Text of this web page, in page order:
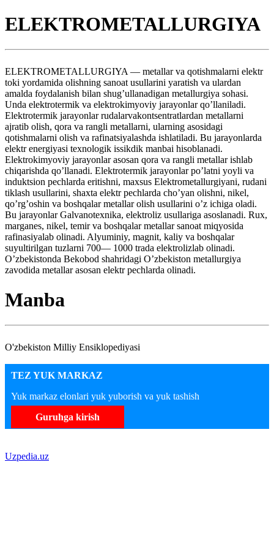
ELEKTROMETALLURGIYA
ELEKTROMETALLURGIYA — metallar va qotishmalarni elektr
toki yordamida olishning sanoat usullarini yaratish va ulardan
amalda foydalanish bilan shug’ullanadigan metallurgiya sohasi.
Unda elektrotermik va elektrokimyoviy jarayonlar qo’llaniladi.
Elektrotermik jarayonlar rudalarvakontsentratlardan metallarni
ajratib olish, qora va rangli metallarni, ularning asosidagi
qotishmalarni olish va rafinatsiyalashda ishlatiladi. Bu jarayonlarda
elektr energiyasi texnologik issikdik manbai hisoblanadi.
Elektrokimyoviy jarayonlar asosan qora va rangli metallar ishlab
chiqarishda qo’llanadi. Elektrotermik jarayonlar po’latni yoyli va
induktsion pechlarda eritishni, maxsus Elektrometallurgiyani, rudani
tiklash usullarini, shaxta elektr pechlarda cho’yan olishni, nikel,
qo’rg’oshin va boshqalar metallar olish usullarini o’z ichiga oladi.
Bu jarayonlar Galvanotexnika, elektroliz usullariga asoslanadi. Rux,
marganes, nikel, temir va boshqalar metallar sanoat miqyosida
rafinasiyalab olinadi. Alyuminiy, magnit, kaliy va boshqalar
suyultirilgan tuzlarni 700— 1000 trada elektrolizlab olinadi.
O’zbekistonda Bekobod shahridagi O’zbekiston metallurgiya
zavodida metallar asosan elektr pechlarda olinadi.
Manba
O'zbekiston Milliy Ensiklopediyasi
TEZ YUK MARKAZ
Yuk markaz elonlari yuk yuborish va yuk tashish
Guruhga kirish
Uzpedia.uz